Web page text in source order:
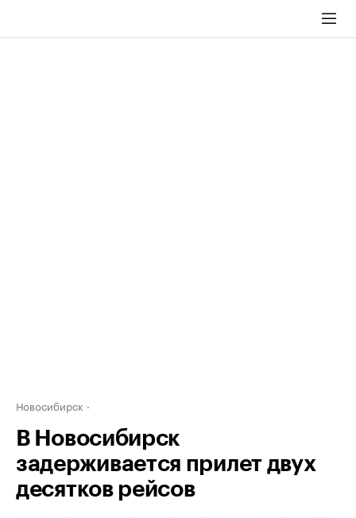
Новосибирск
В Новосибирск
задерживается прилет двух
десятков рейсов